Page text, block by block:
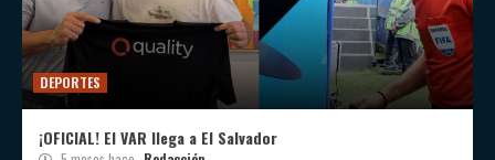
DEPORTES
¡OFICIAL! El VAR llega a El Salvador